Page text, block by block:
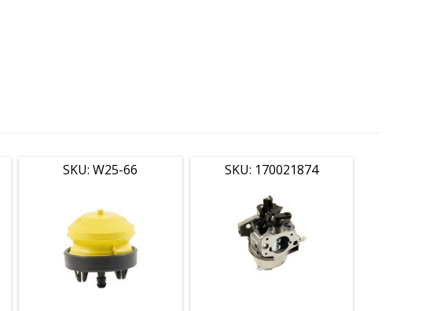
SKU: W25-66 SKU: 170021874